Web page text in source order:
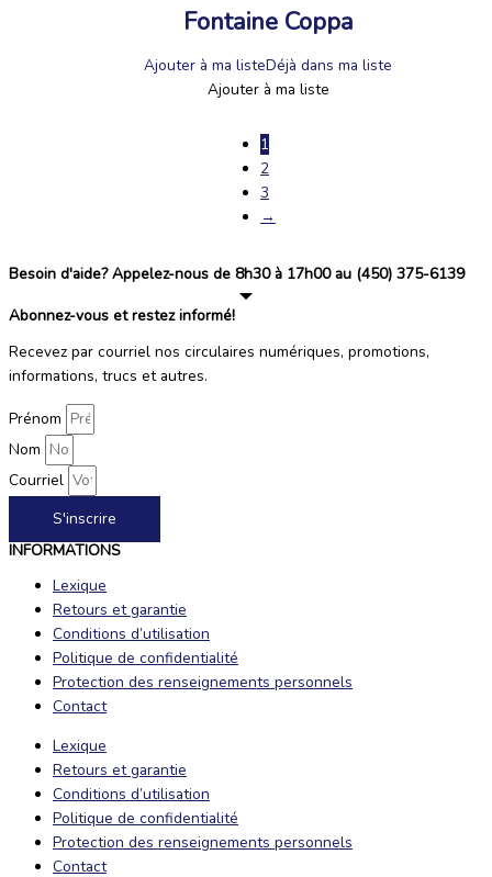
Fontaine Coppa
Ajouter à ma listeDéjà dans ma liste
Ajouter à ma liste
1
2
3
→
Besoin d'aide? Appelez-nous de 8h30 à 17h00 au (450) 375-6139
Abonnez-vous et restez informé!
Recevez par courriel nos circulaires numériques, promotions,
informations, trucs et autres.
Prénom
Nom
Courriel
S'inscrire
INFORMATIONS
Lexique
Retours et garantie
Conditions d’utilisation
Politique de confidentialité
Protection des renseignements personnels
Contact
Lexique
Retours et garantie
Conditions d’utilisation
Politique de confidentialité
Protection des renseignements personnels
Contact